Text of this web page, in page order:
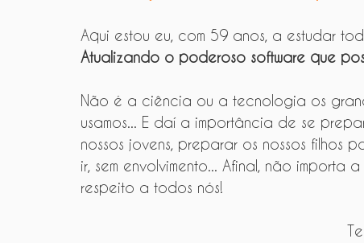
Aqui estou eu, com 59 anos, a estudar
Atualizando o poderoso software que
Não é a ciência ou a tecnologia os
usamos... E daí a importância de se
nossos jovens, preparar os nossos filhos
ir, sem envolvimento... Afinal, não
respeito a todos nós!